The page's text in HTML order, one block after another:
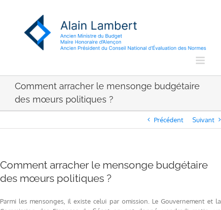
Comment arracher le mensonge budgétaire
des mœurs politiques ?
Précédent Suivant
Comment arracher le mensonge budgétaire
des mœurs politiques ?
Parmi les mensonges, il existe celui par omission. Le Gouvernement et la